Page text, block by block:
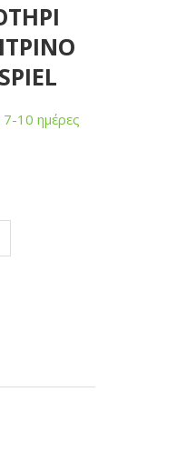
10 ημέρες